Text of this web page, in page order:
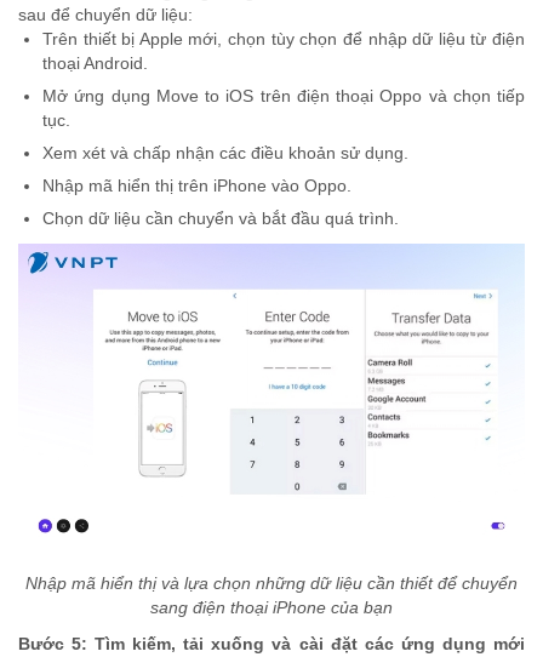
sau để chuyển dữ liệu:
Trên thiết bị Apple mới, chọn tùy chọn để nhập dữ liệu từ điện
thoại Android.
Mở ứng dụng Move to iOS trên điện thoại Oppo và chọn tiếp
tục.
Xem xét và chấp nhận các điều khoản sử dụng.
Nhập mã hiển thị trên iPhone vào Oppo.
Chọn dữ liệu cần chuyển và bắt đầu quá trình.
Nhập mã hiển thị và lựa chọn những dữ liệu cần thiết để chuyển
sang điện thoại iPhone của bạn
Bước 5: Tìm kiếm, tải xuống và cài đặt các ứng dụng mới